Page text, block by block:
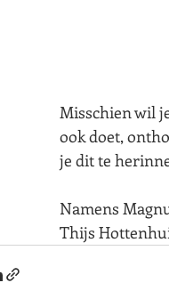
Misschien wil
ook doet,
je dit te
Namens
Thijs